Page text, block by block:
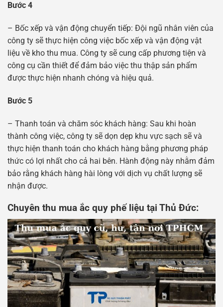
Bước 4
– Bốc xếp và vận động chuyển tiếp: Đội ngũ nhân viên của
công ty sẽ thực hiện công việc bốc xếp và vận động vật
liệu về kho thu mua. Công ty sẽ cung cấp phương tiện và
công cụ cần thiết để đảm bảo việc thu thập sản phẩm
được thực hiện nhanh chóng và hiệu quả.
Bước 5
– Thanh toán và chăm sóc khách hàng: Sau khi hoàn
thành công việc, công ty sẽ dọn dẹp khu vực sạch sẽ và
thực hiện thanh toán cho khách hàng bằng phương pháp
thức có lợi nhất cho cả hai bên. Hành động này nhằm đảm
bảo rằng khách hàng hài lòng với dịch vụ chất lượng sẽ
nhận được.
Chuyên thu mua ắc quy phế liệu tại Thủ Đức: